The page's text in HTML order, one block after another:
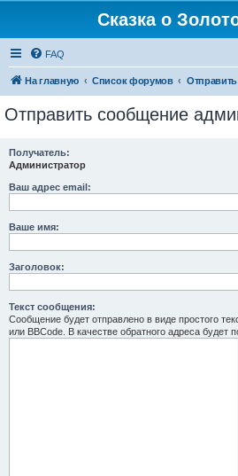
Сказка о
FAQ
На главную Список форумов
Отправить сообщение
Получатель:
Администратор
Ваш адрес email:
Ваше имя:
Заголовок:
Текст сообщения:
Сообщение будет отправлено в виде простого
или BBCode. В качестве обратного адреса будет